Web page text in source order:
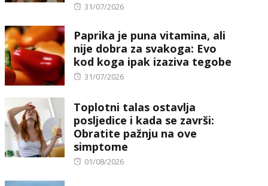
Posted
31/07/2026
Paprika je puna vitamina, ali
nije dobra za svakoga: Evo
kod koga ipak izaziva tegobe
Posted
31/07/2026
Toplotni talas ostavlja
posljedice i kada se završi:
Obratite pažnju na ove
simptome
Posted
01/08/2026